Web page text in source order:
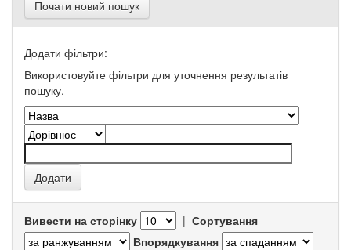
Почати новий пошук
Додати фільтри:
Використовуйте фільтри для уточнення результатів
пошуку.
Вивести на сторінку | Сортування
Впорядкування